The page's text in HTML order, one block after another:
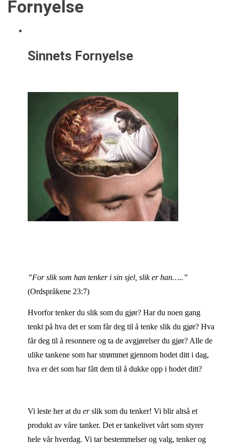
Fornyelse
Sinnets Fornyelse
”For slik som han tenker i sin sjel, slik er han…..”
(Ordspråkene 23:7)
Hvorfor tenker du slik som du gjør? Har du noen gang
tenkt på hva det er som får deg til å tenke slik du gjør? Hva
får deg til å resonnere og ta de avgjørelser du gjør? Alle de
ulike tankene som har strømmet gjennom hodet ditt i dag,
hva er det som har fått dem til å dukke opp i hodet ditt?
Vi leste her at du erslik som du tenker! Vi blir altså et
produkt av våre tanker. Det er tankelivet vårt som styrer
hele vår hverdag. Vi tar bestemmelser og valg, tenker og